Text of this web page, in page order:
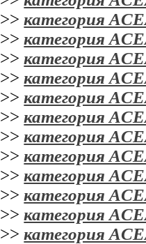
>>категория
>>категория
>>категория
>>категория
>>категория
>>категория
>>категория
>>категория
>>категория
>>категория
>>категория
>>категория